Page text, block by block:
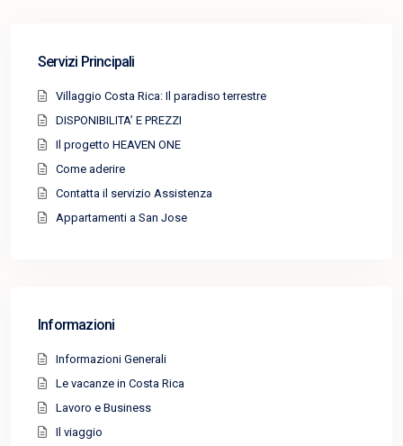
Servizi Principali
Villaggio Costa Rica: Il paradiso terrestre
DISPONIBILITA’ E PREZZI
Il progetto HEAVEN ONE
Come aderire
Contatta il servizio Assistenza
Appartamenti a San Jose
Informazioni
Informazioni Generali
Le vacanze in Costa Rica
Lavoro e Business
Il viaggio